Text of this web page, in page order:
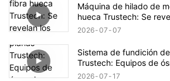
Máquina de hilado de
hueca Trustech: Se
hilado de NIPS (15)
2026 07 07
Sistema de fundición
Trustech: Equipos de
descubierto (XIV)
2026 07 17